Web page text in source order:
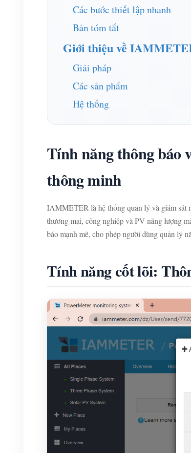
Các bước thiết lập nhanh
Bản tóm tắt
Giới thiệu về
Giải pháp
Các sản phẩm
Hệ thống
Tính năng thông báo
thông minh
IAMMETER là hệ thống quản lý và giám sát
thương mại, công nghiệp và PV năng lượng
báo mạnh mẽ, cho phép người dùng quản lý
Tính năng cốt lõi: